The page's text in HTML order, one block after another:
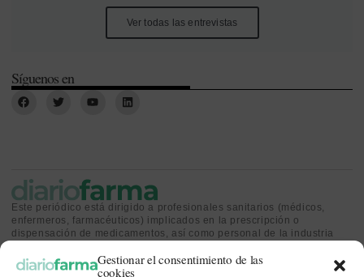
Gestionar el consentimiento de las
cookies
Ver todas las entrevistas
Síguenos en
Este periódico está dirigido a profesionales sanitarios (médicos,
enfermeros, farmacéuticos) implicados en la prescripción o
dispensación de medicamentos, así como personal de la industria
sanitaria.